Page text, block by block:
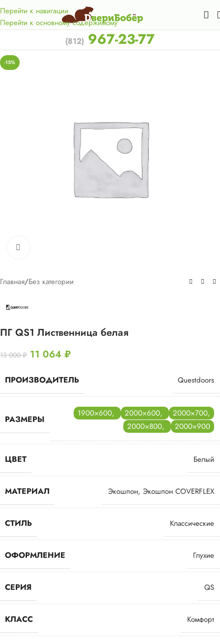
Перейти к навигации
Перейти к основному содержимому
км. от КАД.
(812) 967-23-77
-15%
Главная/Без категории
ПГ QS1 Лиственница белая
13 000₽ 11 064 ₽
ПРОИЗВОДИТЕЛЬ Questdoors
РАЗМЕРЫ
1900×600, 2000×600, 2000×700,
2000×800, 2000×900
ЦВЕТ Белый
МАТЕРИАЛ Экошпон, Экошпон COVERFLEX
СТИЛЬ Классические
ОФОРМЛЕНИЕ Глухие
СЕРИЯ QS
КЛАСС Комфорт